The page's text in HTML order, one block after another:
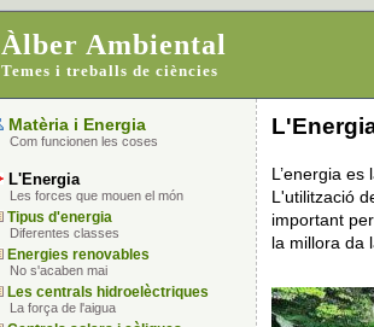
Àlber Ambiental
Temes i treballs de ciències
Matèria i Energia
Com funcionen les coses
L'Energia
Les forces que mouen el món
Tipus d'energia
Diferentes classes
Energies renovables
No s'acaben mai
Les centrals hidroelèctriques
La força de l'aigua
L’energia
L'utilització
important
la millora da